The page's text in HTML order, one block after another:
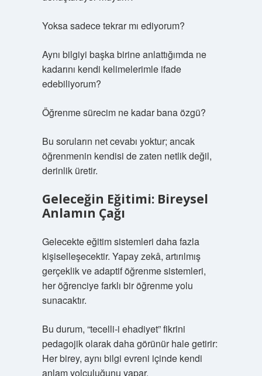
Yoksa sadece tekrar mı ediyorum?
Aynı bilgiyi başka birine anlattığımda ne
kadarını kendi kelimelerimle ifade
edebiliyorum?
Öğrenme sürecim ne kadar bana özgü?
Bu soruların net cevabı yoktur; ancak
öğrenmenin kendisi de zaten netlik değil,
derinlik üretir.
Geleceğin Eğitimi: Bireysel
Anlamın Çağı
Gelecekte eğitim sistemleri daha fazla
kişiselleşecektir. Yapay zekâ, artırılmış
gerçeklik ve adaptif öğrenme sistemleri,
her öğrenciye farklı bir öğrenme yolu
sunacaktır.
Bu durum, “tecelli-i ehadiyet” fikrini
pedagojik olarak daha görünür hale getirir:
Her birey, aynı bilgi evreni içinde kendi
anlam yolculuğunu yapar.